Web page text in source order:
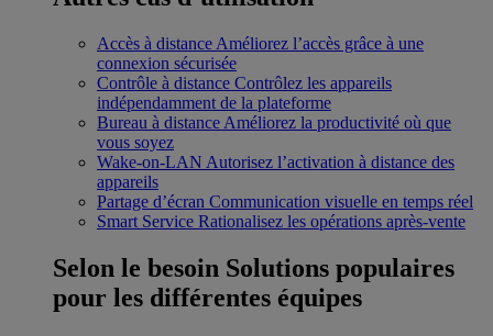
Accès à distance Améliorez l’accès grâce à une
connexion sécurisée
Contrôle à distance Contrôlez les appareils
indépendamment de la plateforme
Bureau à distance Améliorez la productivité où que
vous soyez
Wake-on-LAN Autorisez l’activation à distance des
appareils
Partage d’écran Communication visuelle en temps réel
Smart Service Rationalisez les opérations après-vente
Selon le besoin Solutions populaires
pour les différentes équipes